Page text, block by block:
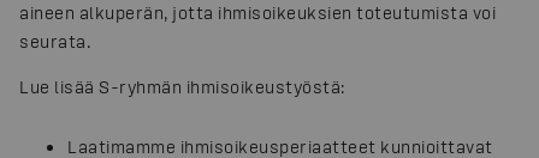
aineen alkuperän, jotta ihmisoikeuksien toteutumista voi
seurata.
Lue lisää S-ryhmän ihmisoikeustyöstä:
Laatimamme ihmisoikeusperiaatteet kunnioittavat